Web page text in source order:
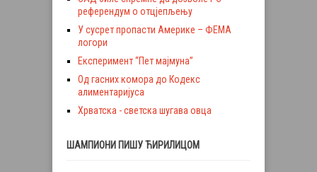
референдум о отцјепљењу
У сусрет пропасти Америке – ФЕМА
логори
Експеримент “Пет мајмуна”
Од гасних комора до Кодекс
алиментаријуса
Хрватска - светска шугава овца
ШАМПИОНИ ПИШУ ЋИРИЛИЦОМ